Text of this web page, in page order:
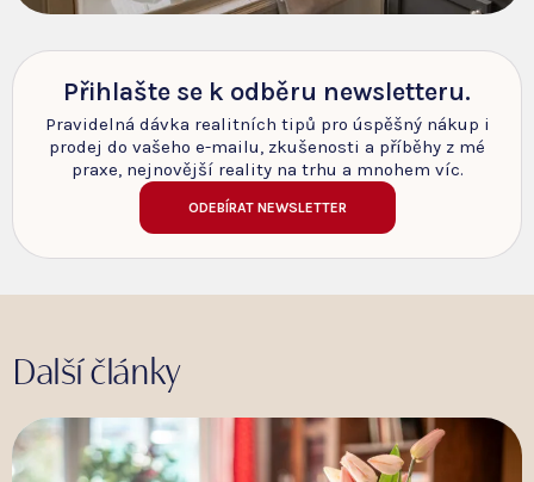
Přihlašte se k odběru newsletteru.
Pravidelná dávka realitních tipů pro úspěšný nákup i
prodej do vašeho e-mailu, zkušenosti a příběhy z mé
praxe, nejnovější reality na trhu a mnohem víc.
ODEBÍRAT NEWSLETTER
Další články